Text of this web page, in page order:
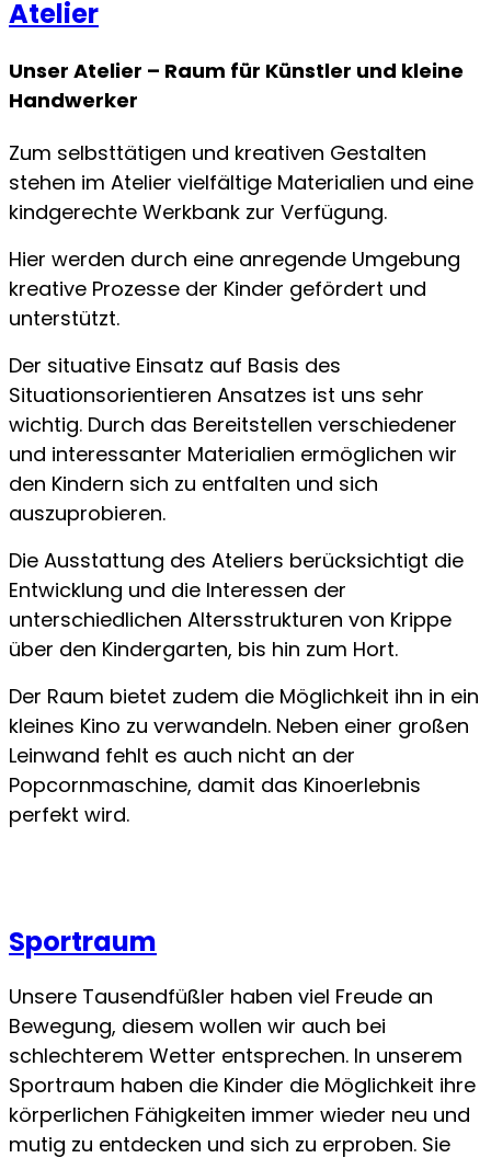
Atelier
Unser Atelier – Raum für Künstler und kleine
Handwerker
Zum selbsttätigen und kreativen Gestalten
stehen im Atelier vielfältige Materialien und eine
kindgerechte Werkbank zur Verfügung.
Hier werden durch eine anregende Umgebung
kreative Prozesse der Kinder gefördert und
unterstützt.
Der situative Einsatz auf Basis des
Situationsorientieren Ansatzes ist uns sehr
wichtig. Durch das Bereitstellen verschiedener
und interessanter Materialien ermöglichen wir
den Kindern sich zu entfalten und sich
auszuprobieren.
Die Ausstattung des Ateliers berücksichtigt die
Entwicklung und die Interessen der
unterschiedlichen Altersstrukturen von Krippe
über den Kindergarten, bis hin zum Hort.
Der Raum bietet zudem die Möglichkeit ihn in ein
kleines Kino zu verwandeln. Neben einer großen
Leinwand fehlt es auch nicht an der
Popcornmaschine, damit das Kinoerlebnis
perfekt wird.
Sportraum
Unsere Tausendfüßler haben viel Freude an
Bewegung, diesem wollen wir auch bei
schlechterem Wetter entsprechen. In unserem
Sportraum haben die Kinder die Möglichkeit ihre
körperlichen Fähigkeiten immer wieder neu und
mutig zu entdecken und sich zu erproben. Sie